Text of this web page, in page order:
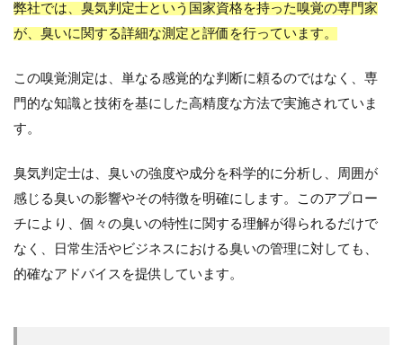
弊社では、臭気判定士という国家資格を持った嗅覚の専門家
が、臭いに関する詳細な測定と評価を行っています。
この嗅覚測定は、単なる感覚的な判断に頼るのではなく、専
門的な知識と技術を基にした高精度な方法で実施されていま
す。
臭気判定士は、臭いの強度や成分を科学的に分析し、周囲が
感じる臭いの影響やその特徴を明確にします。このアプロー
チにより、個々の臭いの特性に関する理解が得られるだけで
なく、日常生活やビジネスにおける臭いの管理に対しても、
的確なアドバイスを提供しています。